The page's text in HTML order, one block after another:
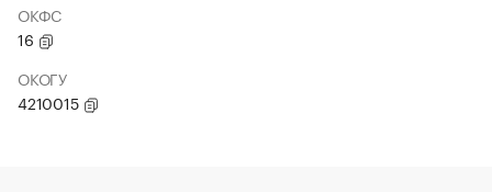
ОКФС
16
ОКОГУ
4210015